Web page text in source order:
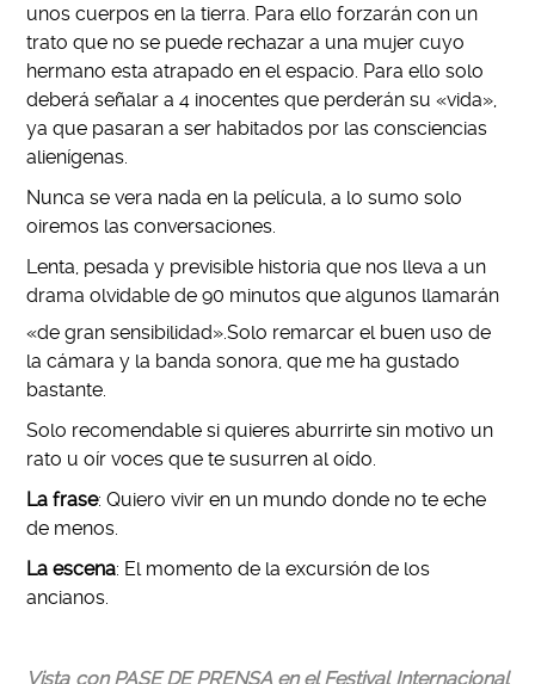
unos cuerpos en la tierra. Para ello forzarán con un
trato que no se puede rechazar a una mujer cuyo
hermano esta atrapado en el espacio. Para ello solo
deberá señalar a 4 inocentes que perderán su «vida»,
ya que pasaran a ser habitados por las consciencias
alienígenas.
Nunca se vera nada en la película, a lo sumo solo
oiremos las conversaciones.
Lenta, pesada y previsible historia que nos lleva a un
drama olvidable de 90 minutos que algunos llamarán
«de gran sensibilidad».Solo remarcar el buen uso de
la cámara y la banda sonora, que me ha gustado
bastante.
Solo recomendable si quieres aburrirte sin motivo un
rato u oír voces que te susurren al oído.
La frase:Quiero vivir en un mundo donde no te eche
de menos.
La escena: El momento de la excursión de los
ancianos.
Vista con PASE DE PRENSA en el Festival Internacional